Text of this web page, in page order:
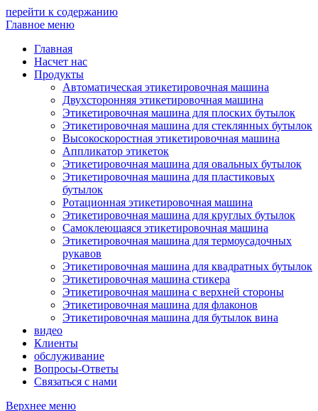
перейти к содержанию
Главное меню
Главная
Насчет нас
Продукты
Автоматическая этикетировочная машина
Двухсторонняя этикетировочная машина
Этикетировочная машина для плоских бутылок
Этикетировочная машина для стеклянных бутылок
Высокоскоростная этикетировочная машина
Аппликатор этикеток
Этикетировочная машина для овальных бутылок
Этикетировочная машина для пластиковых
бутылок
Ротационная этикетировочная машина
Этикетировочная машина для круглых бутылок
Самоклеющаяся этикетировочная машина
Этикетировочная машина для термоусадочных
рукавов
Этикетировочная машина для квадратных бутылок
Этикетировочная машина стикера
Этикетировочная машина с верхней стороны
Этикетировочная машина для флаконов
Этикетировочная машина для бутылок вина
видео
Клиенты
обслуживание
Вопросы-Ответы
Связаться с нами
Верхнее меню